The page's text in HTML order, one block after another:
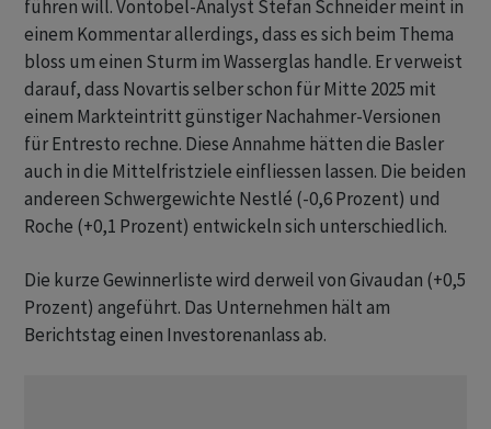
führen will. Vontobel-Analyst Stefan Schneider meint in
einem Kommentar allerdings, dass es sich beim Thema
bloss um einen Sturm im Wasserglas handle. Er verweist
darauf, dass Novartis selber schon für Mitte 2025 mit
einem Markteintritt günstiger Nachahmer-Versionen
für Entresto rechne. Diese Annahme hätten die Basler
auch in die Mittelfristziele einfliessen lassen. Die beiden
andereen Schwergewichte Nestlé (-0,6 Prozent) und
Roche (+0,1 Prozent) entwickeln sich unterschiedlich.
Die kurze Gewinnerliste wird derweil von Givaudan (+0,5
Prozent) angeführt. Das Unternehmen hält am
Berichtstag einen Investorenanlass ab.